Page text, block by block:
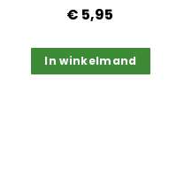
€ 5,95
In winkelmand